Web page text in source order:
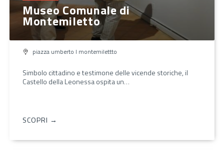
Museo Comunale di
Montemiletto
piazza umberto I montemilettto
Simbolo cittadino e testimone delle vicende storiche, il
Castello della Leonessa ospita un…
SCOPRI →